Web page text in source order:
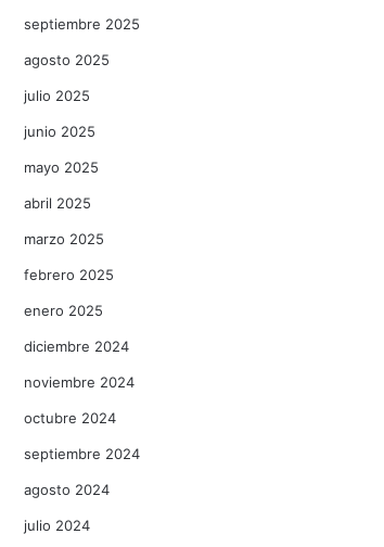
septiembre 2025
agosto 2025
julio 2025
junio 2025
mayo 2025
abril 2025
marzo 2025
febrero 2025
enero 2025
diciembre 2024
noviembre 2024
octubre 2024
septiembre 2024
agosto 2024
julio 2024